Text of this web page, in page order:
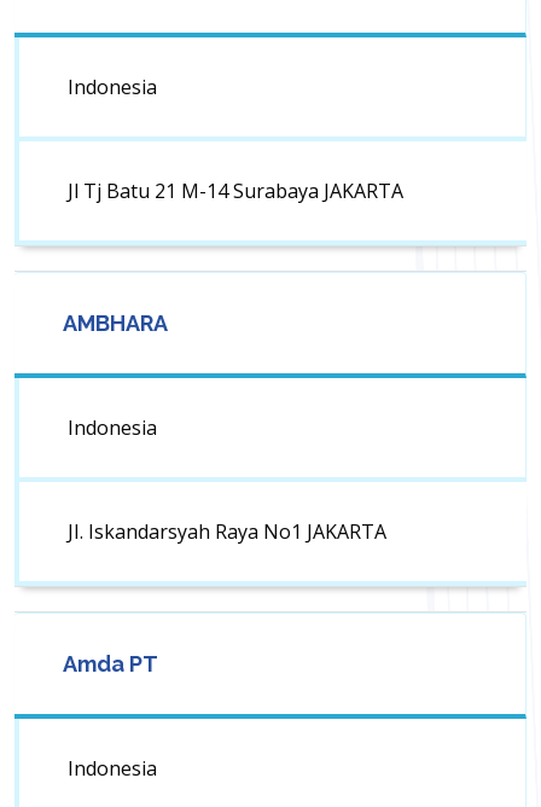
Indonesia
Jl Tj Batu 21 M-14 Surabaya JAKARTA
AMBHARA
Indonesia
JI. Iskandarsyah Raya No1 JAKARTA
Amda PT
Indonesia